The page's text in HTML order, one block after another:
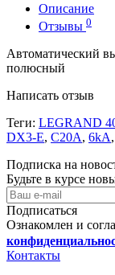
Описание
Отзывы 0
Автоматический
полюсный
Написать отзыв
Теги: LEGRAND
DX3-E, С20A, 6kA,
Подписка на
Будьте в курсе
Подписаться
Ознакомлен и
Контакты